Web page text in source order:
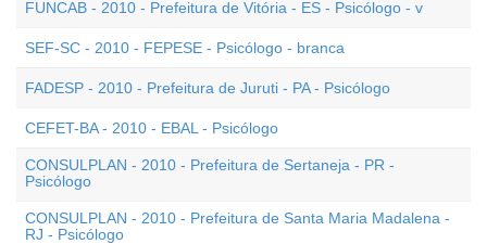
FUNCAB - 2010 - Prefeitura de Vitória - ES - Psicólogo - v
SEF-SC - 2010 - FEPESE - Psicólogo - branca
FADESP - 2010 - Prefeitura de Juruti - PA - Psicólogo
CEFET-BA - 2010 - EBAL - Psicólogo
CONSULPLAN - 2010 - Prefeitura de Sertaneja - PR -
Psicólogo
CONSULPLAN - 2010 - Prefeitura de Santa Maria Madalena -
RJ - Psicólogo